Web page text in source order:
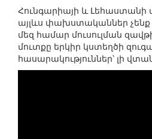
Հունգարիայի և Լեհաստանի
այլևս փախստականներ չենք
մեզ համար մուսուլման
մուտքը երկիր կստեղծի
հասարակություններ՝ լի